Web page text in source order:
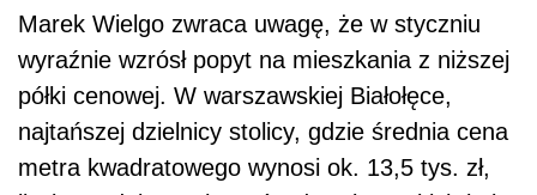
Marek Wielgo zwraca uwagę, że w styczniu
wyraźnie wzrósł popyt na mieszkania z niższej
półki cenowej. W warszawskiej Białołęce,
najtańszej dzielnicy stolicy, gdzie średnia cena
metra kwadratowego wynosi ok. 13,5 tys. zł,